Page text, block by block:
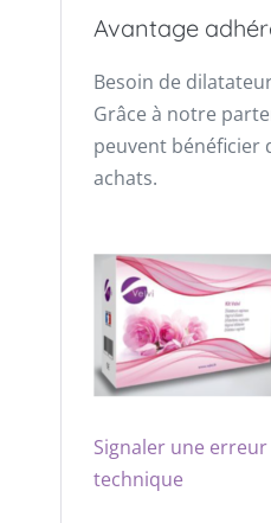
Avantage
Besoin de
Grâce à notre
peuvent bénéficier
achats.
Signaler une
technique